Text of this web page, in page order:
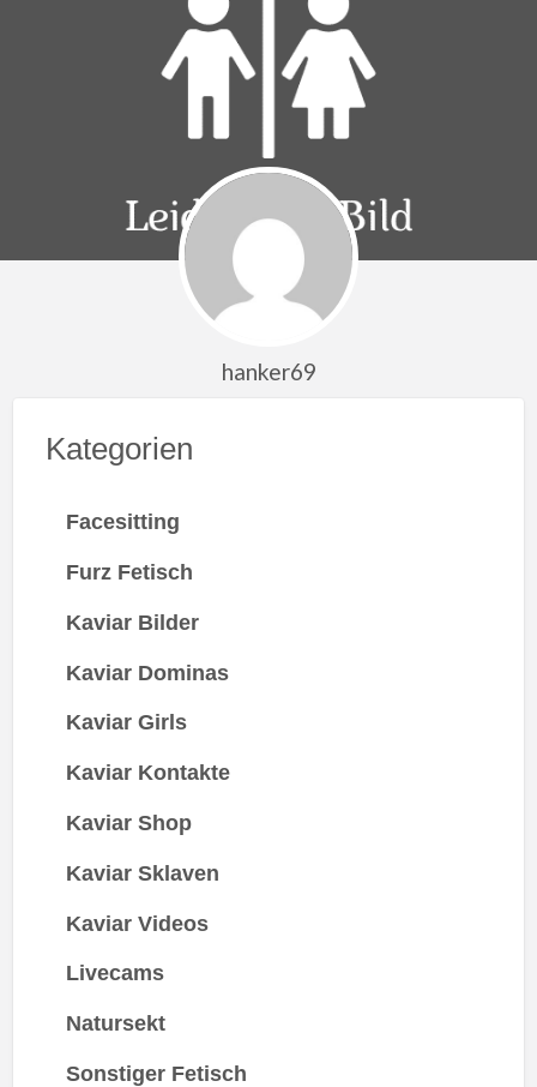
hanker69
Kategorien
Facesitting
Furz Fetisch
Kaviar Bilder
Kaviar Dominas
Kaviar Girls
Kaviar Kontakte
Kaviar Shop
Kaviar Sklaven
Kaviar Videos
Livecams
Natursekt
Sonstiger Fetisch